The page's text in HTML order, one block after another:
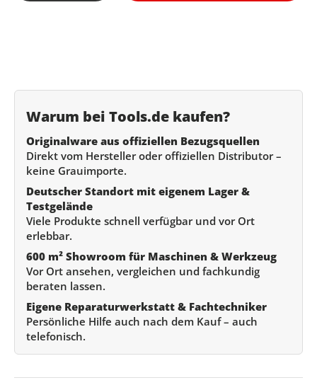
Warum bei Tools.de kaufen?
Originalware aus offiziellen Bezugsquellen
Direkt vom Hersteller oder offiziellen Distributor –
keine Grauimporte.
Deutscher Standort mit eigenem Lager &
Testgelände
Viele Produkte schnell verfügbar und vor Ort
erlebbar.
600 m² Showroom für Maschinen & Werkzeug
Vor Ort ansehen, vergleichen und fachkundig
beraten lassen.
Eigene Reparaturwerkstatt & Fachtechniker
Persönliche Hilfe auch nach dem Kauf – auch
telefonisch.